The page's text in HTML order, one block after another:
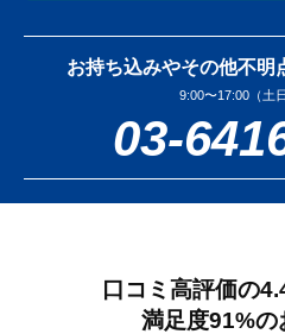
お持ち込みやその他不明
9:00〜17:00（土
03-
口コミ高評価の
満足度91%の